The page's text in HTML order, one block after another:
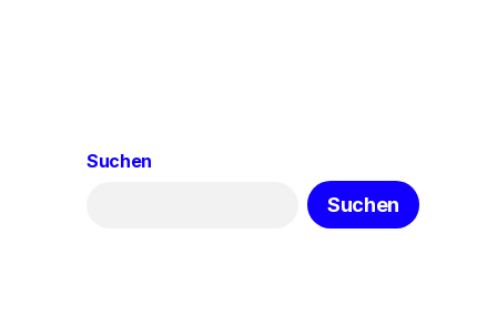
Suchen
Suchen